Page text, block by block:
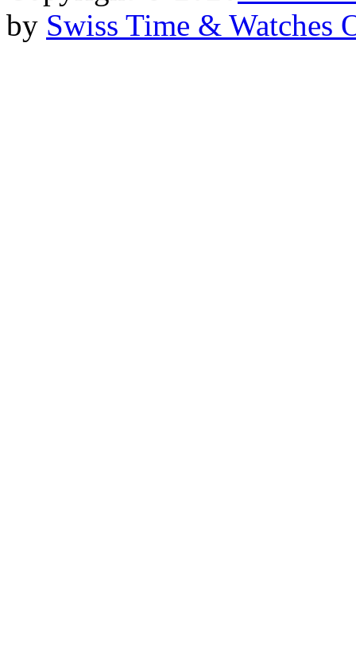
by Swiss Time & Watches